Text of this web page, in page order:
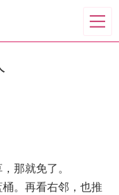
那就免了。
。再看右邻，也推